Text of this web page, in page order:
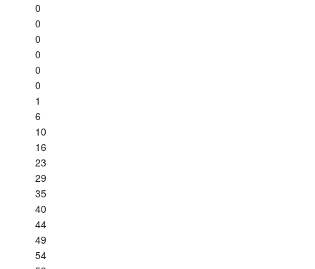
0
0
0
0
0
0
1
6
10
16
23
29
35
40
44
49
54